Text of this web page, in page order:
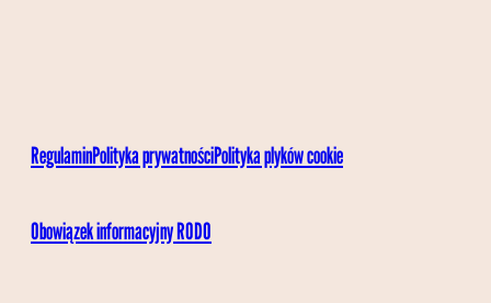
RegulaminPolityka prywatnościPolityka plyków cookie
Obowiązek informacyjny RODO